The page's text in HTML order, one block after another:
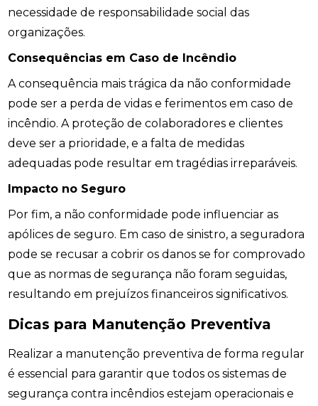
necessidade de responsabilidade social das
organizações.
Consequências em Caso de Incêndio
A consequência mais trágica da não conformidade
pode ser a perda de vidas e ferimentos em caso de
incêndio. A proteção de colaboradores e clientes
deve ser a prioridade, e a falta de medidas
adequadas pode resultar em tragédias irreparáveis.
Impacto no Seguro
Por fim, a não conformidade pode influenciar as
apólices de seguro. Em caso de sinistro, a seguradora
pode se recusar a cobrir os danos se for comprovado
que as normas de segurança não foram seguidas,
resultando em prejuízos financeiros significativos.
Dicas para Manutenção Preventiva
Realizar a manutenção preventiva de forma regular
é essencial para garantir que todos os sistemas de
segurança contra incêndios estejam operacionais e